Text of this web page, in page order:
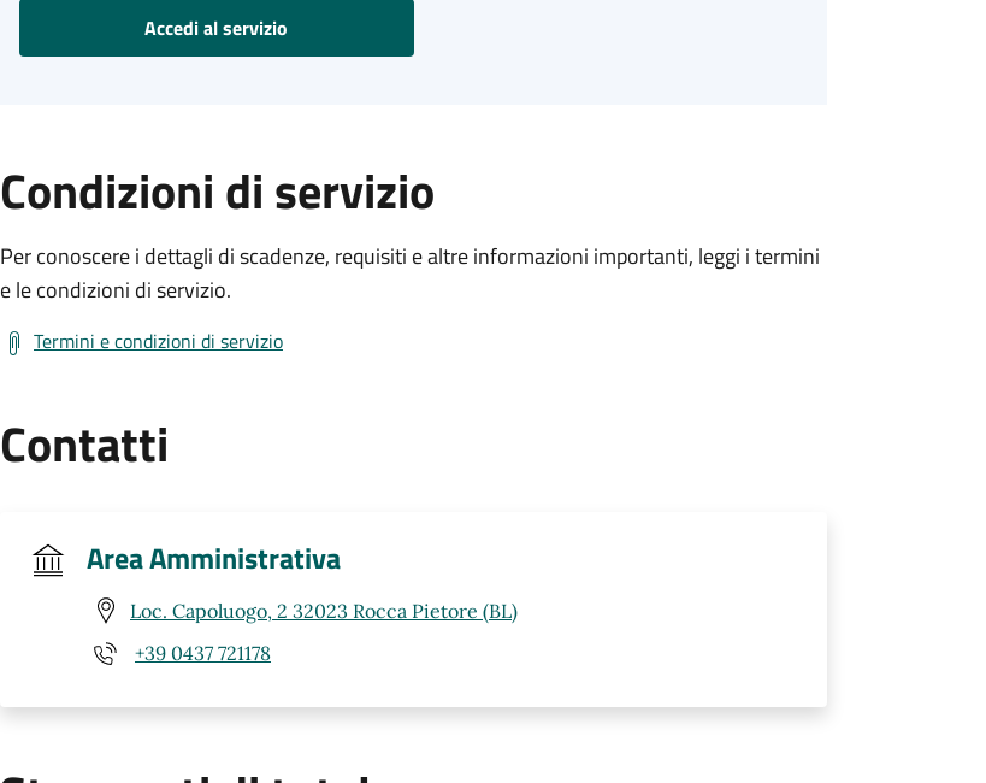
Accedi al servizio
Condizioni di servizio
Per conoscere i dettagli di scadenze, requisiti e altre informazioni importanti, leggi i termini
e le condizioni di servizio.
Termini e condizioni di servizio
Contatti
Area Amministrativa
Loc. Capoluogo, 2 32023 Rocca Pietore (BL)
+39 0437 721178